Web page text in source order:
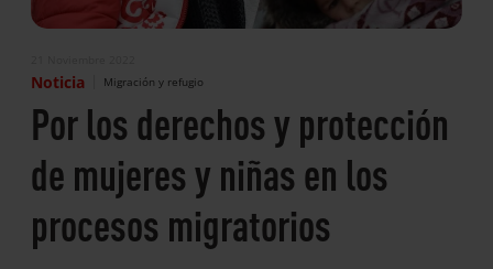
Noticia Migración y refugio
Por los derechos y protección
de mujeres y niñas en los
procesos migratorios